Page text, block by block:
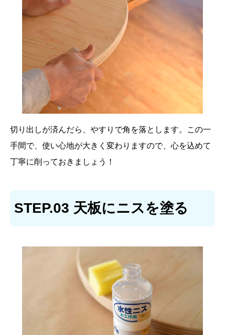
切り出しが済んだら、やすりで角を落とします。この一
手間で、使い心地が大きく変わりますので、心を込めて
丁寧に削っておきましょう！
STEP.03 天板にニスを塗る